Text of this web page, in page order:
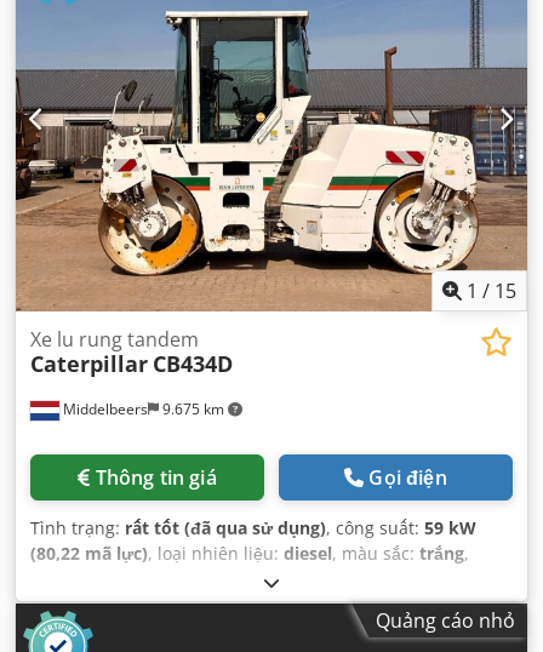
1 / 15
Middelbeers 9.675 km
Xe lu rung tandem
Caterpillar CB434D
Thông tin giá Gọi điện
Tình trạng: rất tốt (đã qua sử dụng), công suất: 59 kW
(80,22 mã lực), loại nhiên liệu: diesel, màu sắc: trắng,
, Năm sản xuất:
động:3.310 h,
Quảng cáo nhỏ